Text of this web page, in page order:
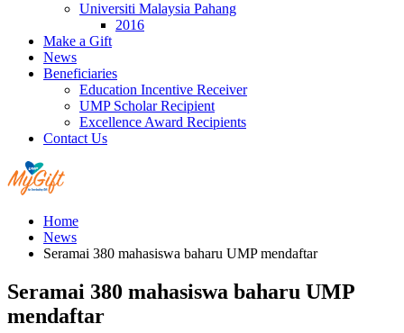
Universiti Malaysia Pahang
2016
Make a Gift
News
Beneficiaries
Education Incentive Receiver
UMP Scholar Recipient
Excellence Award Recipients
Contact Us
Home
News
Seramai 380 mahasiswa baharu UMP mendaftar
Seramai 380 mahasiswa baharu UMP
mendaftar